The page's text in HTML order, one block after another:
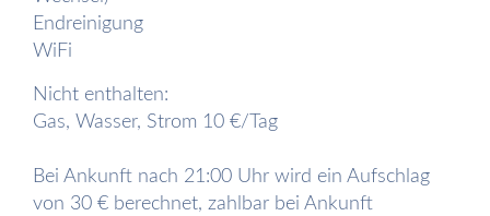
Endreinigung
WiFi
Nicht enthalten:
Gas, Wasser, Strom 10 €/Tag
Bei Ankunft nach 21:00 Uhr wird ein Aufschlag
von 30 € berechnet, zahlbar bei Ankunft